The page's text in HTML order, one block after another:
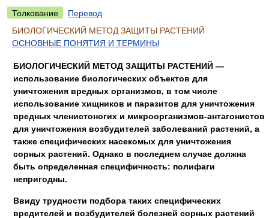
Толкование
Перевод
БИОЛОГИЧЕСКИЙ МЕТОД ЗАЩИТЫ РАСТЕНИЙ
ОСНОВНЫЕ ПОНЯТИЯ И ТЕРМИНЫ
БИОЛОГИЧЕСКИЙ МЕТОД ЗАЩИТЫ РАСТЕНИЙ —
использование биологических объектов для
уничтожения вредных организмов, в том числе
использование хищников и паразитов для уничтожения
вредных членистоногих и микроорганизмов-антагонистов
для уничтожения возбудителей заболеваний растений, а
также специфических насекомых для уничтожения
сорных растений. Однако в последнем случае должна
быть определенная специфичность: полифаги
непригодны.
Ввиду трудности подбора таких специфических
вредителей и возбудителей болезней сорных растений